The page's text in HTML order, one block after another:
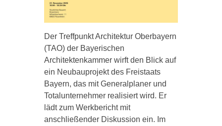
Der Treffpunkt Architektur Oberbayern
(TAO) der Bayerischen
Architektenkammer wirft den Blick auf
ein Neubauprojekt des Freistaats
Bayern, das mit Generalplaner und
Totalunternehmer realisiert wird. Er
lädt zum Werkbericht mit
anschließender Diskussion ein. Im